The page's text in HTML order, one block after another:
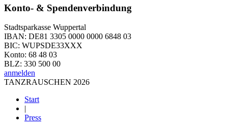
Konto- & Spendenverbindung
Stadtsparkasse Wuppertal
IBAN: DE81 3305 0000 0000 6848 03
BIC: WUPSDE33XXX
Konto: 68 48 03
BLZ: 330 500 00
anmelden
TANZRAUSCHEN 2026
Start
|
Press